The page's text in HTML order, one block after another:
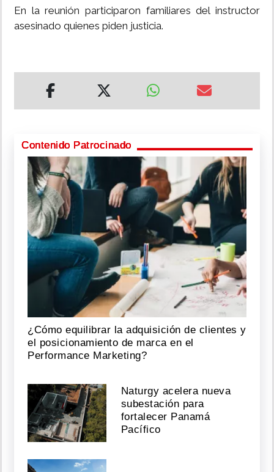
En la reunión participaron familiares del instructor
asesinado quienes piden justicia.
Contenido Patrocinado
¿Cómo equilibrar la adquisición de clientes y
el posicionamiento de marca en el
Performance Marketing?
Naturgy acelera nueva
subestación para
fortalecer Panamá
Pacífico